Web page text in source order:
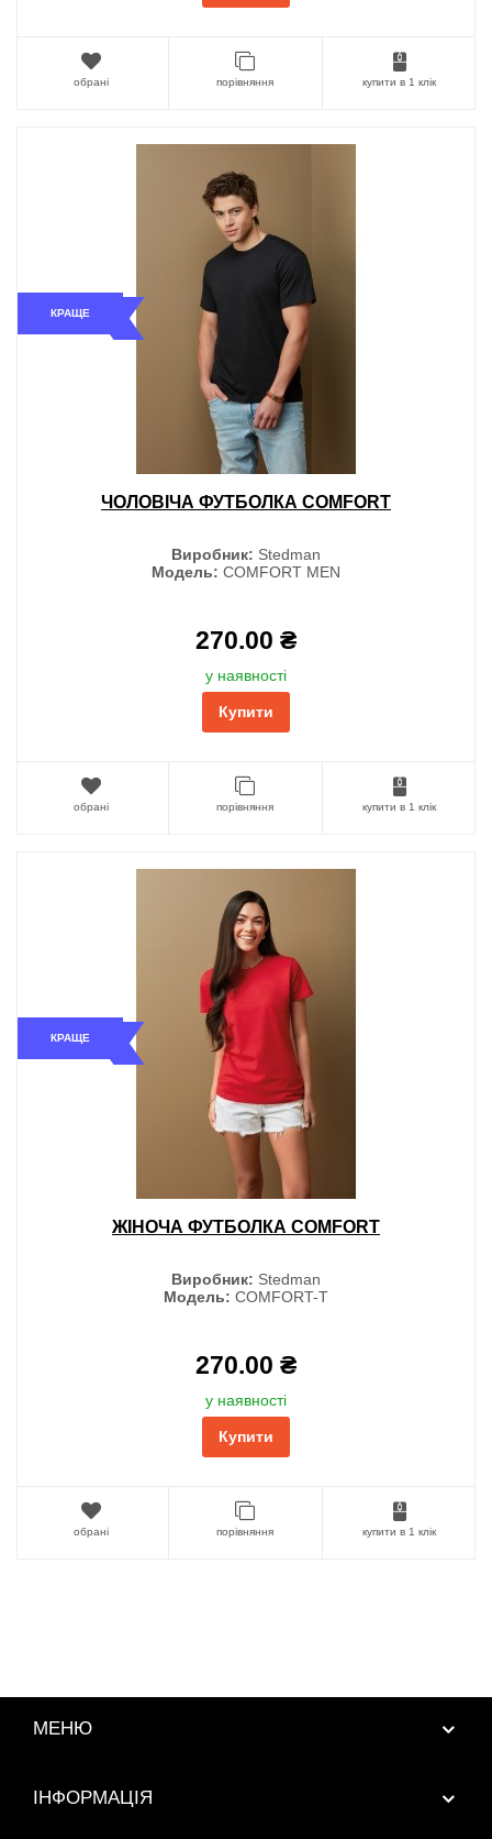
обрані порівняння купити в 1 клік
КРАЩЕ
ЧОЛОВІЧА ФУТБОЛКА COMFORT
Виробник: Stedman
Модель: COMFORT MEN
270.00 ₴
у наявності
Купити
обрані порівняння купити в 1 клік
КРАЩЕ
ЖІНОЧА ФУТБОЛКА COMFORT
Виробник: Stedman
Модель: COMFORT-T
270.00 ₴
у наявності
Купити
обрані порівняння купити в 1 клік
МЕНЮ
ІНФОРМАЦІЯ